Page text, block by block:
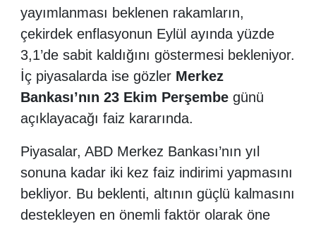
yayımlanması beklenen rakamların,
çekirdek enflasyonun Eylül ayında yüzde
3,1’de sabit kaldığını göstermesi bekleniyor.
İç piyasalarda ise gözler Merkez
Bankası’nın 23 Ekim Perşembegünü
açıklayacağı faiz kararında.
Piyasalar, ABD Merkez Bankası’nın yıl
sonuna kadar iki kez faiz indirimi yapmasını
bekliyor. Bu beklenti, altının güçlü kalmasını
destekleyen en önemli faktör olarak öne